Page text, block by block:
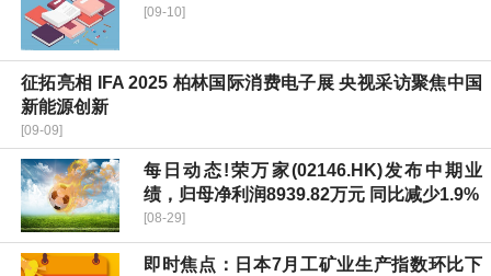
[09-10]
征拓亮相 IFA 2025 柏林国际消费电子展 央视采访聚焦中国
新能源创新
[09-09]
每日动态!荣万家(02146.HK)发布中期业
绩，归母净利润8939.82万元 同比减少1.9%
[08-29]
即时焦点：日本7月工矿业生产指数环比下